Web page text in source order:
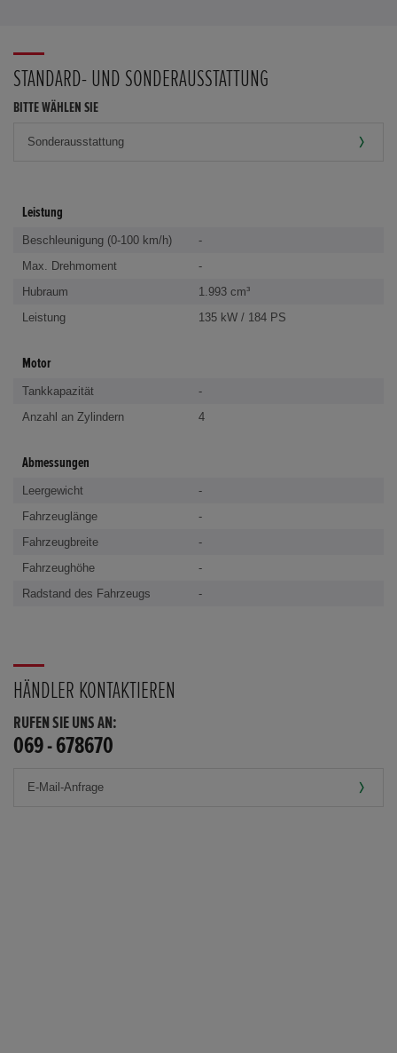
STANDARD- UND SONDERAUSSTATTUNG
BITTE WÄHLEN SIE
Leistung
Beschleunigung (0-100 km/h)
-
Max. Drehmoment
-
Hubraum
1.993 cm³
Leistung
135 kW / 184 PS
Motor
Tankkapazität
-
Anzahl an Zylindern
4
Abmessungen
Leergewicht
-
Fahrzeuglänge
-
Fahrzeugbreite
-
Fahrzeughöhe
-
Radstand des Fahrzeugs
-
HÄNDLER KONTAKTIEREN
RUFEN SIE UNS AN:
069 - 678670